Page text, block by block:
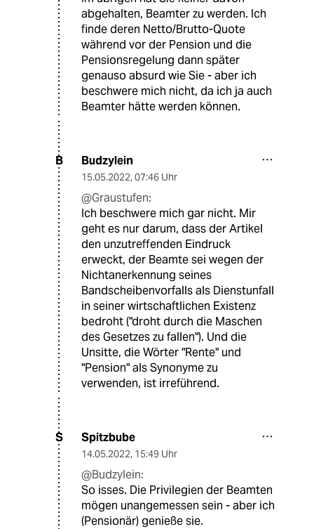
abgehalten, Beamter zu werden. Ich
finde deren Netto/Brutto-Quote
während vor der Pension und die
Pensionsregelung dann später
genauso absurd wie Sie - aber ich
beschwere mich nicht, da ich ja auch
Beamter hätte werden können.
B Budzylein
15.05.2022, 07:46 Uhr
@Graustufen:
Ich beschwere mich gar nicht. Mir
geht es nur darum, dass der Artikel
den unzutreffenden Eindruck
erweckt, der Beamte sei wegen der
Nichtanerkennung seines
Bandscheibenvorfalls als Dienstunfall
in seiner wirtschaftlichen Existenz
bedroht ("droht durch die Maschen
des Gesetzes zu fallen"). Und die
Unsitte, die Wörter "Rente" und
"Pension" als Synonyme zu
verwenden, ist irreführend.
S Spitzbube
14.05.2022, 15:49 Uhr
@Budzylein:
So isses. Die Privilegien der Beamten
mögen unangemessen sein - aber ich
(Pensionär) genieße sie.